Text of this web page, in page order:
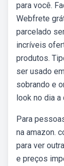
para você.
Webfrete
parcelado
incríveis
produtos.
ser usado
sobrando e
look no dia a
Para
na amazon.
para ver
e preços